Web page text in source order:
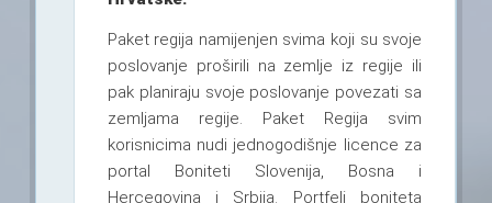
Paket regija namijenjen svima koji su svoje
poslovanje proširili na zemlje iz regije ili
pak planiraju svoje poslovanje povezati sa
zemljama regije. Paket Regija svim
korisnicima nudi jednogodišnje licence za
portal Boniteti Slovenija, Bosna i
Hercegovina i Srbija. Portfelj boniteta